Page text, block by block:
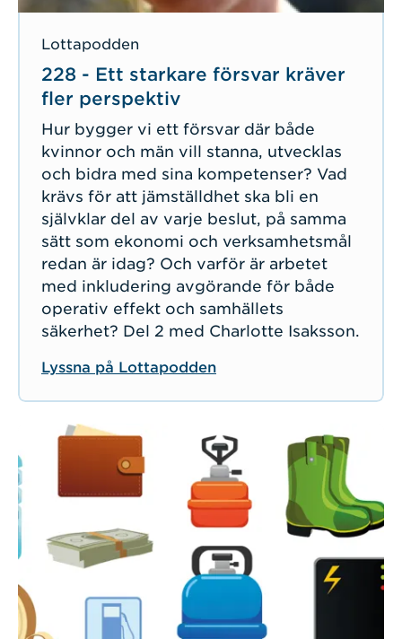
Lottapodden
228 - Ett starkare försvar kräver
fler perspektiv
Hur bygger vi ett försvar där både
kvinnor och män vill stanna, utvecklas
och bidra med sina kompetenser? Vad
krävs för att jämställdhet ska bli en
självklar del av varje beslut, på samma
sätt som ekonomi och verksamhetsmål
redan är idag? Och varför är arbetet
med inkludering avgörande för både
operativ effekt och samhällets
säkerhet? Del 2 med Charlotte Isaksson.
Lyssna på Lottapodden